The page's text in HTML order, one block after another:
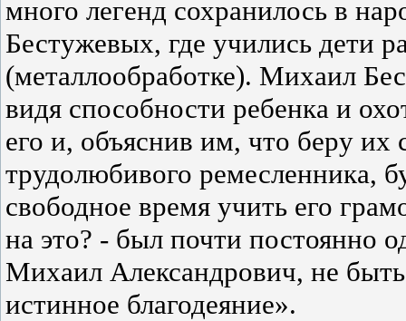
много легенд сохранилось в
Бестужевых, где учились дети
(металлообработке). Михаил
видя способности ребенка и
его и, объяснив им, что беру их
трудолюбивого ремесленника,
свободное время учить его
на это? - был почти постоянно
Михаил Александрович, не
истинное благодеяние».